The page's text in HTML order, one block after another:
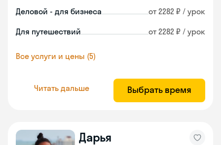
Деловой - для бизнеса от 2282 ₽ / урок
Для путешествий от 2282 ₽ / урок
Все услуги и цены (5)
Читать дальше Выбрать время
Дарья